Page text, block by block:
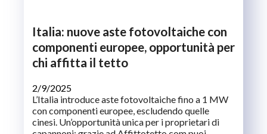
Italia: nuove aste fotovoltaiche con
componenti europee, opportunità per
chi affitta il tetto
2/9/2025
L’Italia introduce aste fotovoltaiche fino a 1 MW
con componenti europee, escludendo quelle
cinesi. Un’opportunità unica per i proprietari di